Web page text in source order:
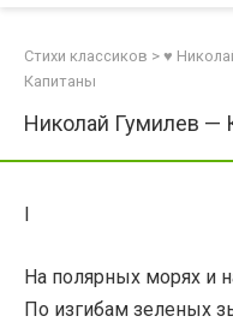
Стихи классиков > ♥
Капитаны
Николай Гумилев —
I
На полярных морях и
По изгибам зеленых